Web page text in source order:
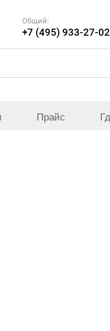
Общий:
+7 (495) 933-27-02
Прайс